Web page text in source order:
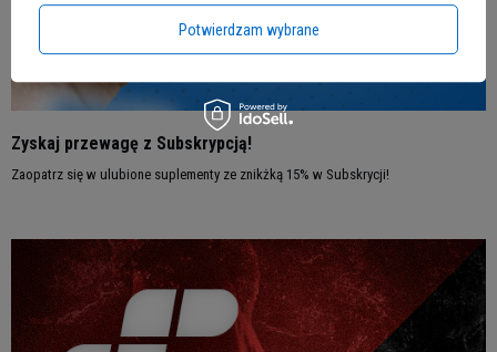
Zyskaj przewagę z Subskrypcją!
Zaopatrz się w ulubione suplementy ze znikżką 15% w Subskrycji!
Potwierdzam wybrane